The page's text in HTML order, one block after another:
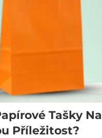
Tašky
Příležitost?